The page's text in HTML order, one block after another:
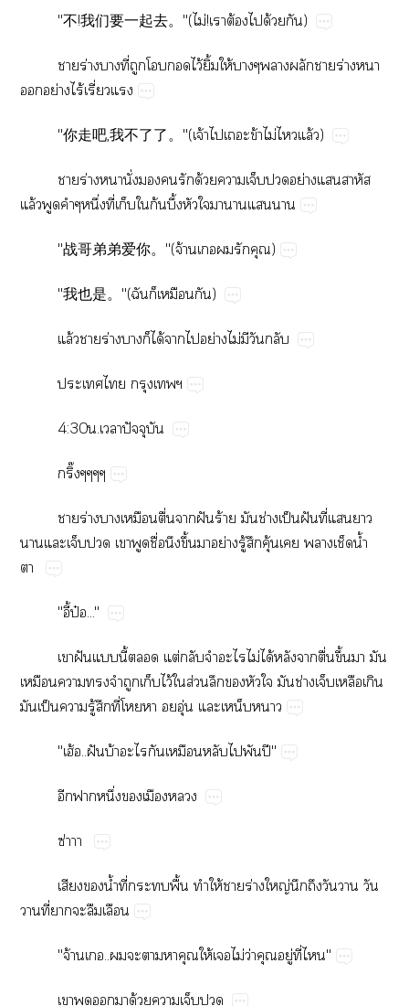
"不!我们要一起去。"(​ไม่!​​ต้​​ด้​)
​ร่​​ี่​​​​ไว้​ิ้​ให้​​​​ร่​​
​ย่​ไร้​ี่
"你走吧,我不了了。"(​จ้​​​ข้​ไม่​​ล้)
​ร่​​ั่​​​​ด้​​​​ย่​​​
ล้​​ึ่​ี่​​​ก้​ึ้​​​​​​
"战哥弟弟爱你。"(​จ้​​​)
"我也是。"(​​​​)
ล้​​ร่​​​ได้​​​ย่​ไม่​​​
​​​
4:30.​ปั
ิ๊
​ร่​​​ื่​​ฝั​ร้​​ช่​ป็​ฝั​ี่​​​
​​​​​​ื่​​ึ้​​ย่​ู้​​ุ้​​​​น้ำ​

"ี้ป๋..."
​ฝั​​ี้​​ต่​​​​ไม่​ได้​​​ื่​ึ้​​​
​​​​​​ไว้​​ส่​​​​​​ช่​​​​
​ป็​​ู้​​ี่​​​ุ่​​​
"ฮ้..ฝั​บ้​​​​​​​ปี"
​​ึ่​​​
ซ่
​​น้ำ​ี่​​​ื้​​ให้​​ร่​ญ่​​​​​​
​ี่​​​​
"จ้​..​​​​​ให้​​ไม่​ว่​​ู่​ี่​"
​​​​ด้​​​